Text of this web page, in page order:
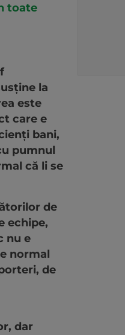
toate
la
este
care e
bani,
pumnul
că li se
de
echipe,
nu e
normal
de
dar